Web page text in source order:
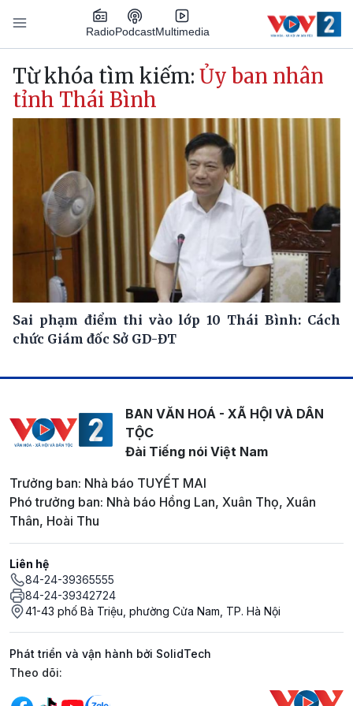
Nhảy đến nội dung
RadioPodcastMultimedia
Main navigation
Từ khóa tìm kiếm: Ủy ban nhân
tỉnh Thái Bình
Sai phạm điểm thi vào lớp 10 Thái Bình: Cách
chức Giám đốc Sở GD-ĐT
BAN VĂN HOÁ - XÃ HỘI VÀ DÂN
TỘC
Đài Tiếng nói Việt Nam
Trưởng ban: Nhà báo TUYẾT MAI
Phó trưởng ban: Nhà báo Hồng Lan, Xuân Thọ, Xuân
Thân, Hoài Thu
Liên hệ
84-24-39365555
84-24-39342724
41-43 phố Bà Triệu, phường Cửa Nam, TP. Hà Nội
Phát triển và vận hành bởi SolidTech
Mạng xã hội
Theo dõi: